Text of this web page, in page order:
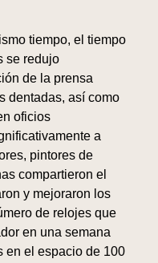
tiempo, el tiempo
se redujo
de la prensa
dentadas, así como
oficios
a
pintores de
compartieron el
y mejoraron los
de relojes que
en una semana
en el espacio de 100